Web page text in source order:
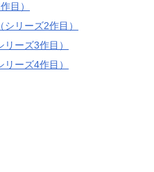
目）
リーズ2作目）
ーズ3作目）
ーズ4作目）